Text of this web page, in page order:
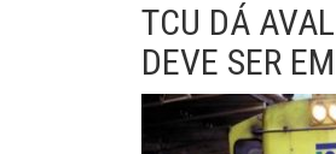
TCU DÁ
DEVE SER